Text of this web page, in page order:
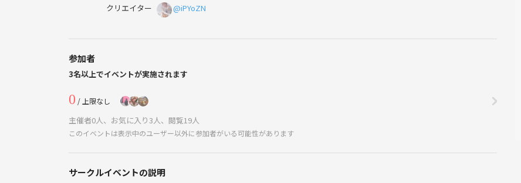
クリエイター
@iPYoZN
参加者
3名以上でイベントが実施されます
0 / 上限なし
主催者0人、お気に入り3人、閲覧19人
このイベントは表示中のユーザー以外に参加者がいる可能性があります
サークルイベントの説明